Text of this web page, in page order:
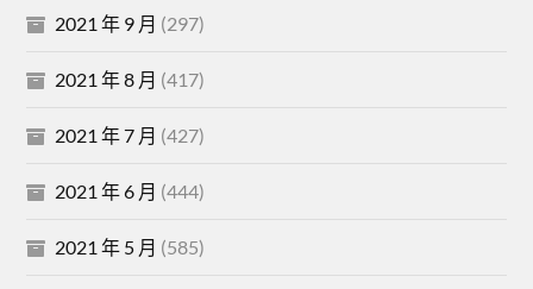
2021 年 9 月 (297)
2021 年 8 月 (417)
2021 年 7 月 (427)
2021 年 6 月 (444)
2021 年 5 月 (585)